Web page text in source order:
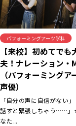
パフォーミングアーツ学科
【来校】初めてでも
夫！ナレーション・
（パフォーミングア
声優）
「自分の声に自信がない
話すと緊張しちゃう……」
なた...